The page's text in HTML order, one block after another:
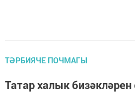
ТӘРБИЯЧЕ ПОЧМАГЫ
Татар халык бизәкләрен